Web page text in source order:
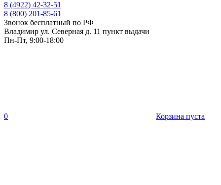
8 (4922) 42-32-51
8 (800) 201-85-61
Звонок бесплатный по РФ
Владимир ул. Северная д. 11 пункт выдачи
Пн-Пт, 9:00-18:00
0 Корзина пуста